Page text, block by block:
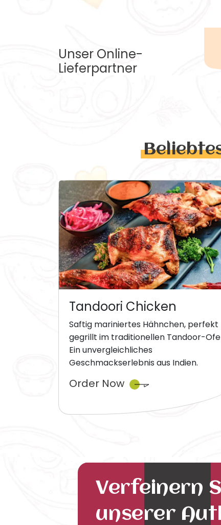
Unser Online-
Lieferpartner
Tandoori Chicken
Saftig mariniertes Hähnchen, perfekt
gegrillt im traditionellen Tandoor-
Ein unvergleichliches
Geschmackserlebnis aus Indien.
Order Now
Verfeinern
unserer